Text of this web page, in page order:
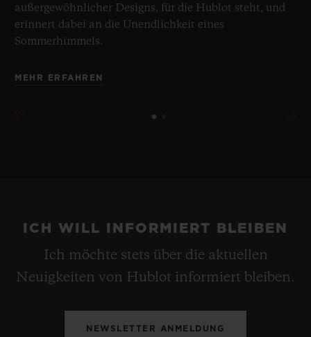
außergewöhnlicher Designs, für die Hublot steht, und
erinnert dabei an die Unendlichkeit eines
Sommerhimmels.
MEHR ERFAHREN
ICH WILL INFORMIERT BLEIBEN
Ich möchte stets über die aktuellen
Neuigkeiten von Hublot informiert bleiben.
NEWSLETTER ANMELDUNG